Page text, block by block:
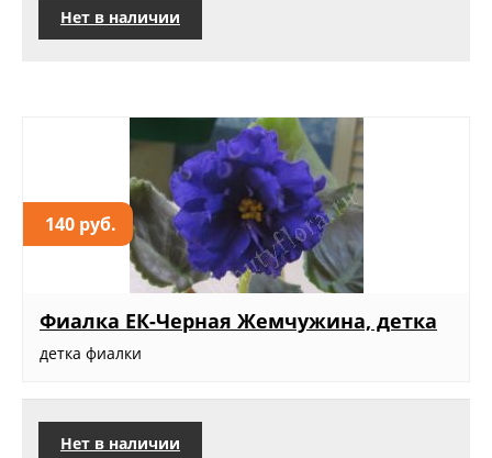
Нет в наличии
140 руб.
Фиалка ЕК-Черная Жемчужина, детка
детка фиалки
Нет в наличии